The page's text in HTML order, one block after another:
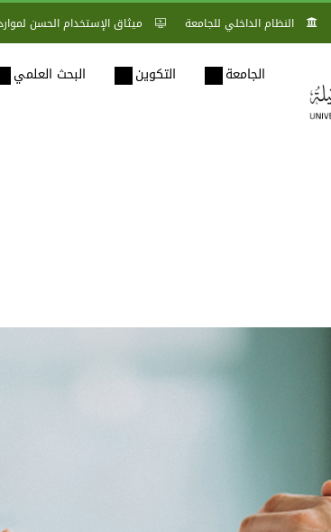
النظام الداخلي للجامعة ميثاق الإستخدام الحسن
الجامعة التكوين البحث العلمي